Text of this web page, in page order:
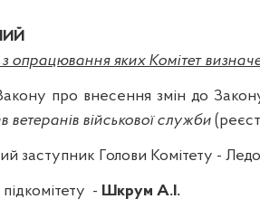
опрацювання яких Комітет
про внесення змін до
військової служби
заступник Голови Комітету -
- Шкрум А.І.